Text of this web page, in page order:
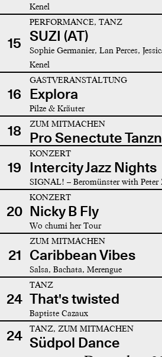
Kenel
15
PERFORMANCE, TANZ
SUZI (AT)
Sophie Germanier, Lan Perces,
Kenel
16
GASTVERANSTALTUNG
Explora
Pilze & Kräuter
18 ZUM MITMACHEN
Pro Senectute
19
KONZERT
Intercity Jazz Nights
SIGNAL! – Beromünster with
20
KONZERT
Nicky B Fly
Wo chumi her Tour
21
ZUM MITMACHEN
Caribbean Vibes
Salsa, Bachata, Merengue
24
TANZ
That's twisted
Baptiste Cazaux
24 TANZ, ZUM MITMACHEN
Südpol Dance